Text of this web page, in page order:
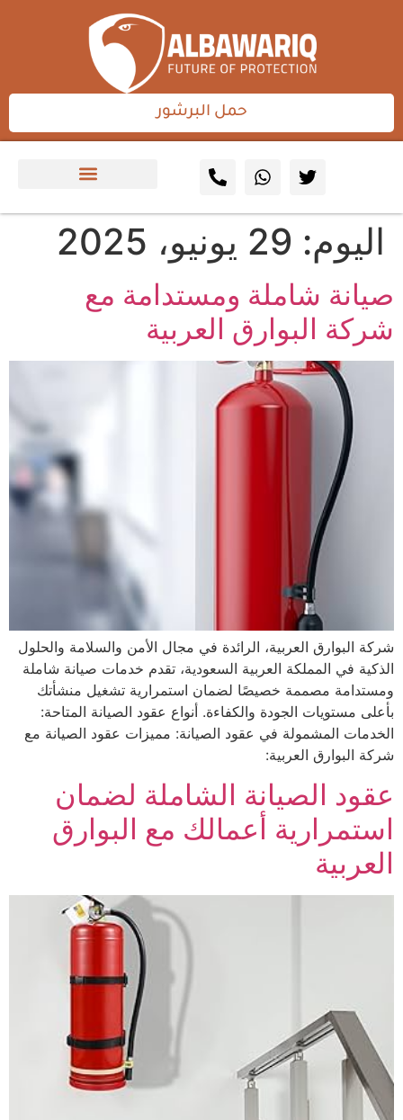
حمل البرشور
اليوم: 29 يونيو، 2025
صيانة شاملة ومستدامة مع
شركة البوارق العربية
شركة البوارق العربية، الرائدة في مجال الأمن والسلامة والحلول
الذكية في المملكة العربية السعودية، تقدم خدمات صيانة شاملة
ومستدامة مصممة خصيصًا لضمان استمرارية تشغيل منشأتك
بأعلى مستويات الجودة والكفاءة. أنواع عقود الصيانة المتاحة:
الخدمات المشمولة في عقود الصيانة: مميزات عقود الصيانة مع
شركة البوارق العربية:
عقود الصيانة الشاملة لضمان
استمرارية أعمالك مع البوارق
العربية